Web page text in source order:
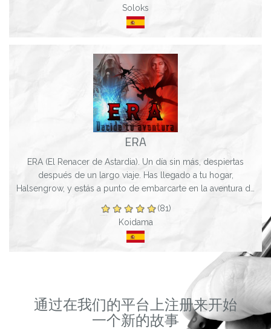
Soloks
ERA
ERA (El Renacer de Astardia). Un día sin más, despiertas
después de un largo viaje. Has llegado a tu hogar,
Halsengrow, y estás a punto de embarcarte en la aventura de
(81)
Koidama
通过在我们的平台上注册来开始
一个新的故事